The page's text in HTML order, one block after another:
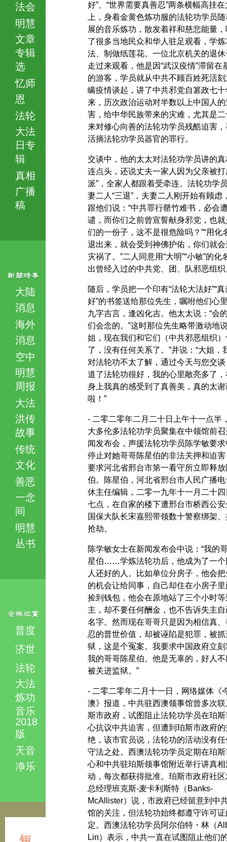
法会
明慧
文章
专辑
选
忆师
恩
法轮
大法
日专
辑
真相
广播
稿
大陆
消息
海外
消息
空中
明慧
周报
大法
洪传
故事
传统
文化
善恶
一念
间
明慧
丛书
普度
济世
法轮
大法
炼功
音乐
2018
版
天音
净乐
好”、“世界需要真善忍”两条横幅高挂在
上，身着金黄色炼功服的法轮功学员
展的音乐炼功，散发着祥和慈悲能量
了很多当地民众和华人驻足观看，学炼
法、制做纸莲花。一位北京机关的退休
走过来观看，他是因“武汉疫情”滞留在
的游客，学员就从中共不顾百姓死活刻
瞒疫情谈起，讲了中共邪党自篡政七十
来，历次政治运动对半数以上中国人的
害，给中华民族带来的灾难，尤其是二
来对修心向善的法轮功学员残酷迫害，
活摘法轮功学员器官的罪行。
交谈中，他的太太对法轮功学员讲的真
连点头，还说丈夫一家人因为父亲被打
派”，全家人都跟着受牵连。法轮功学
妻二人“三退”，夫妻二人刚开始有顾虑
跟他们说：“中共罪行罄竹难书，必会
谴，而你们之前曾宣誓献身邪党，也就
们的一份子，这不是很危险吗？”“用化
退出来，就会受到神佛护佑，你们就会
灾祸了。”二人同意用“大明”“小敏”的化
出曾经入过的中共党、团、队邪恶组织
随后，学员把一个印有“法轮大法好”“
好”的书签送给那位先生，嘱咐他们心
九字吉言，逢凶化吉。他太太说：“会
们会念的。”这时那位先生略带激动地
姐，现在我们和它们（中共邪恶组织）
了，没有任何关系了。”并说：“大姐，
对法轮功不太了解，通过今天与您交谈
道了法轮功很好，我的心里敞亮多了，
身上我真的感受到了真善美，真的太谢
啦！”
- 二零二零年二月二十日上午十一点半
大多伦多法轮功学员聚集在中领馆前召
闻发布会，声援法轮功学员陈学敏要求
停止对她哥哥陈星伯的非法关押和迫害
要求河北省邢台市第一看守所立即释放
伯。陈星伯，河北省邢台市人民广播电
休主任编辑，二零一九年十一月二十四
七点，在自家的楼下遭邢台市桥西公安
国保大队长宋嘉熙带领数十警察绑架
抢劫。
陈学敏女士在新闻发布会中说：“我的
星伯……学炼法轮功后，他成为了一个
人还好的人。比如单位分房子，他会
的机会让给同事，自己却住在小房子里
捡到钱包，他会在原地站了三个小时等
主，却不要任何酬金，也不告诉失主自
名字。然而现在哥哥只是因为相信真、
忍的普世价值，却被诬陷是犯罪，被抓
狱，这是个冤案。我要求中国政府立刻
我的哥哥陈星伯。他是无辜的，好人不
被关进监狱。”
- 二零二零年二月十一日，网络媒体《
澳》报道，中共驻西澳领事馆曾多次联
斯市政府，试图阻止法轮功学员在珀斯
心抗议中共迫害，但遭到珀斯市政府的
绝，该市官员说，法轮功的活动没有任
守法之处。西澳法轮功学员定期在珀斯
心和中共驻珀斯领事馆附近举行讲真相
动，每次都获得批准。珀斯市政府社区
总经理班克斯-麦卡利斯特（Banks-
McAllister）说，市政府已经留意到中
馆的关注，但法轮功始终都遵守许可证
定。西澳法轮功学员阿尔伯特・林（
Lin）表示，中共一直在试图阻止他们